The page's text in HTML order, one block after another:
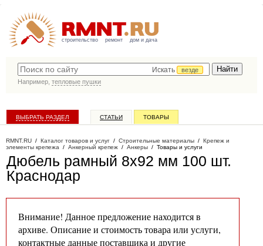
строительство ремонт дом и дача
Искать
везде
Например, тепловые пушки
ВЫБРАТЬ РАЗДЕЛ СТАТЬИ ТОВАРЫ
RMNT.RU / Каталог товаров и услуг / Строительные материалы / Крепеж и
элементы крепежа / Анкерный крепеж / Анкеры / Товары и услуги
Дюбель рамный 8х92 мм 100 шт.
Краснодар
Внимание! Данное предложение находится в
архиве. Описание и стоимость товара или услуги,
контактные данные поставщика и другие